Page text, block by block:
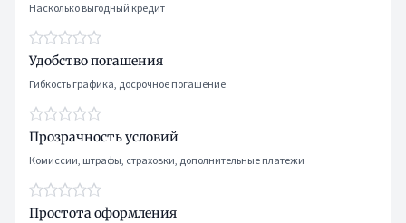
Насколько выгодный кредит
Удобство погашения
Гибкость графика, досрочное погашение
Прозрачность условий
Комиссии, штрафы, страховки, дополнительные платежи
Простота оформления